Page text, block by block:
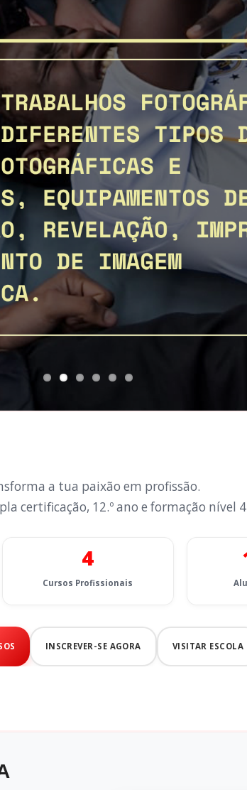
a tua paixão em profissão.
certificação, 12.º ano e formação nível
4
Cursos Profissionais
INSCREVER-SE AGORA VISITAR ESCOLA